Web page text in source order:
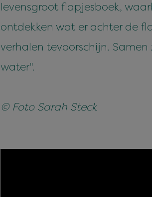
levensgroot flapjesboek,
ontdekken wat er achter de
verhalen tevoorschijn.
water".
© Foto Sarah Steck